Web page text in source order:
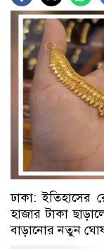
ঢাকা: ইতিহাসের
হাজার টাকা
বাড়ানোর নতুন